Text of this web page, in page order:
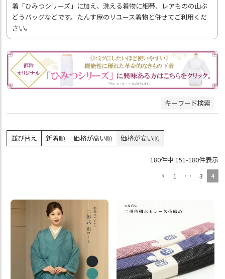
着「ひみつシリーズ」に加え、洗える着物に細帯、レアものの山ぶ
どうバッグなどです。たんす屋のリユース着物と併せてご利用くだ
さい。
キーワード検索
並び順
新着順
価格が高い順
おすすめ順
検索
並び替え 新着順 価格が高い順 価格が安い順
180件中 151-180件表示
1
… 3 4